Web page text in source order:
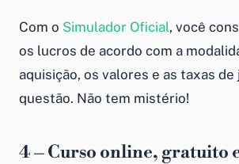
Com o Simulador Oficial, você
os lucros de acordo com a
aquisição, os valores e as taxas de
questão. Não tem mistério!
4 – Curso online, gratuito